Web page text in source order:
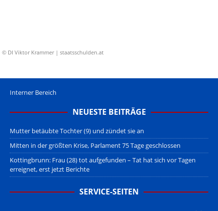
© DI Viktor Krammer | staatsschulden.at
Interner Bereich
NEUESTE BEITRÄGE
Mutter betäubte Tochter (9) und zündet sie an
Mitten in der größten Krise, Parlament 75 Tage geschlossen
Kottingbrunn: Frau (28) tot aufgefunden – Tat hat sich vor Tagen
erreignet, erst jetzt Berichte
SERVICE-SEITEN